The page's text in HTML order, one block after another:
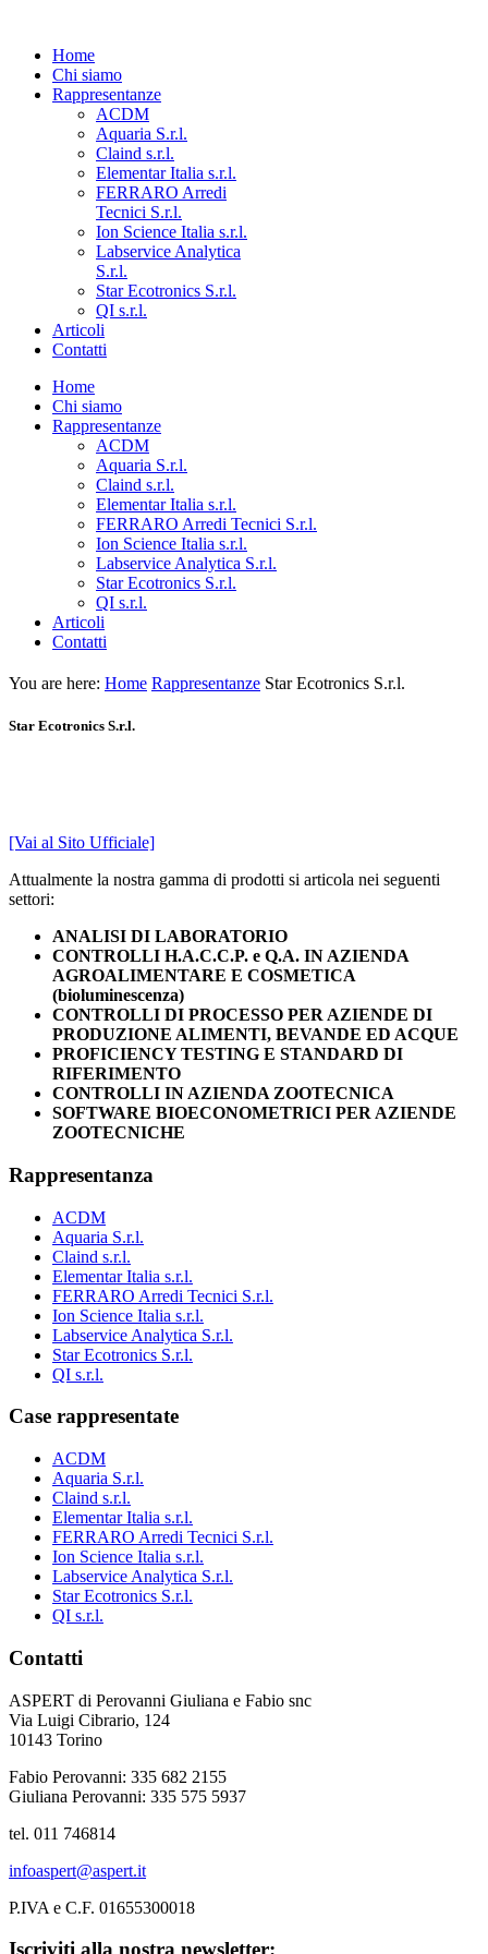
Home
Chi siamo
Rappresentanze
ACDM
Aquaria S.r.l.
Claind s.r.l.
Elementar Italia s.r.l.
FERRARO Arredi
Tecnici S.r.l.
Ion Science Italia s.r.l.
Labservice Analytica
S.r.l.
Star Ecotronics S.r.l.
QI s.r.l.
Articoli
Contatti
Home
Chi siamo
Rappresentanze
ACDM
Aquaria S.r.l.
Claind s.r.l.
Elementar Italia s.r.l.
FERRARO Arredi Tecnici S.r.l.
Ion Science Italia s.r.l.
Labservice Analytica S.r.l.
Star Ecotronics S.r.l.
QI s.r.l.
Articoli
Contatti
You are here: Home Rappresentanze Star Ecotronics S.r.l.
Star Ecotronics S.r.l.
[Vai al Sito Ufficiale]
Attualmente la nostra gamma di prodotti si articola nei seguenti
settori:
ANALISI DI LABORATORIO
CONTROLLI H.A.C.C.P. e Q.A. IN AZIENDA
AGROALIMENTARE E COSMETICA
(bioluminescenza)
CONTROLLI DI PROCESSO PER AZIENDE DI
PRODUZIONE ALIMENTI, BEVANDE ED ACQUE
PROFICIENCY TESTING E STANDARD DI
RIFERIMENTO
CONTROLLI IN AZIENDA ZOOTECNICA
SOFTWARE BIOECONOMETRICI PER AZIENDE
ZOOTECNICHE
Rappresentanza
ACDM
Aquaria S.r.l.
Claind s.r.l.
Elementar Italia s.r.l.
FERRARO Arredi Tecnici S.r.l.
Ion Science Italia s.r.l.
Labservice Analytica S.r.l.
Star Ecotronics S.r.l.
QI s.r.l.
Case rappresentate
ACDM
Aquaria S.r.l.
Claind s.r.l.
Elementar Italia s.r.l.
FERRARO Arredi Tecnici S.r.l.
Ion Science Italia s.r.l.
Labservice Analytica S.r.l.
Star Ecotronics S.r.l.
QI s.r.l.
Contatti
ASPERT di Perovanni Giuliana e Fabio snc
Via Luigi Cibrario, 124
10143 Torino
Fabio Perovanni: 335 682 2155
Giuliana Perovanni: 335 575 5937
tel. 011 746814
infoaspert@aspert.it
P.IVA e C.F. 01655300018
Iscriviti alla nostra newsletter: